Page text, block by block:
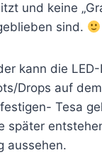
und keine
sind.
kann die
Drops auf dem
Tesa
später
aussehen.